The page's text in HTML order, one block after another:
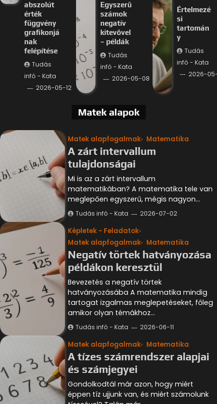
abszolút
érték
függvény
grafikonjá
nak
felépítése
Tudás
infó - Kata
2026-05-12
Egyszerű
számok
negatív
kitevővel
– példák
Tudás
infó - Kata
2026-05-08
Értelmezé
si
tartomán
y
Tudás
infó - Kata
2026-
Matek alapok
Matek alapfogalmak Matematika
A zárt intervallum
tulajdonságai
Mi is az a zárt intervallum
matematikában? A matematika tele van
meglepően egyszerű, mégis nagyon…
Tudás infó - Kata 2026-07-02
Képletek - Feladatok
Matek alapfogalmak
Matematika
Negatív törtek hatványozása
példákon keresztül
Bevezetés a negatív törtek
hatványozásába A matematika mindig
tartogat izgalmas meglepetéseket, főleg
amikor olyan témákhoz…
Tudás infó - Kata 2026-06-11
Matek alapfogalmak Matematika
A tízes számrendszer alapjai
és számjegyei
Gondolkodtál már azon, hogy miért
éppen tíz ujjunk van, és miért számolunk